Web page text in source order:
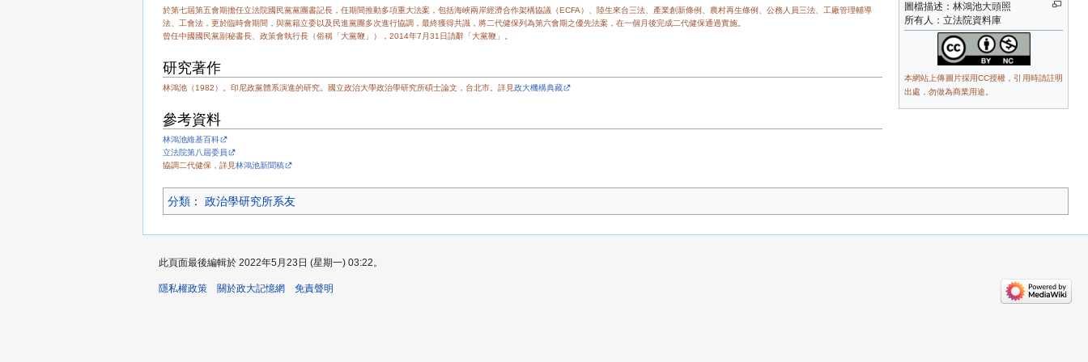
圖檔描述：林鴻池大頭照
所有人：立法院資料庫
本網站上傳圖片採用CC授權，引用時請註明
出處，勿做為商業用途。
於第七屆第五會期擔任立法院國民黨黨團書記長，任期間推動多項重大法案，包括海峽兩岸經濟合作架構協議（ECFA）、陸生來台三法、產業創新條例、農村再生條例、公務人員三法、工廠管理輔導
法、工會法，更於臨時會期間，與黨籍立委以及民進黨團多次進行協調，最終獲得共識，將二代健保列為第六會期之優先法案，在一個月後完成二代健保通過實施。
曾任中國國民黨副秘書長、政策會執行長（俗稱「大黨鞭」），2014年7月31日請辭「大黨鞭」。
研究著作
林鴻池（1982）。印尼政黨體系演進的研究。國立政治大學政治學研究所碩士論文，台北市。詳見政大機構典藏
參考資料
林鴻池維基百科
立法院第八屆委員
協調二代健保，詳見林鴻池新聞稿
分類 ：​ 政治學研究所系友
此頁面最後編輯於 2022年5月23日 (星期一) 03:22。
隱私權政策 關於政大記憶網 免責聲明